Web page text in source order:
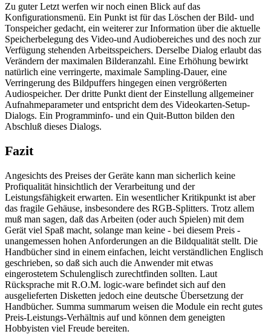
Zu guter Letzt werfen wir noch einen Blick auf das
Konfigurationsmenü. Ein Punkt ist für das Löschen der Bild- und
Tonspeicher gedacht, ein weiterer zur Information über die aktuelle
Speicherbelegung des Video-und Audiobereiches und des noch zur
Verfügung stehenden Arbeitsspeichers. Derselbe Dialog erlaubt das
Verändern der maximalen Bilderanzahl. Eine Erhöhung bewirkt
natürlich eine verringerte, maximale Sampling-Dauer, eine
Verringerung des Bildpuffers hingegen einen vergrößerten
Audiospeicher. Der dritte Punkt dient der Einstellung allgemeiner
Aufnahmeparameter und entspricht dem des Videokarten-Setup-
Dialogs. Ein Programminfo- und ein Quit-Button bilden den
Abschluß dieses Dialogs.
Fazit
Angesichts des Preises der Geräte kann man sicherlich keine
Profiqualität hinsichtlich der Verarbeitung und der
Leistungsfähigkeit erwarten. Ein wesentlicher Kritikpunkt ist aber
das fragile Gehäuse, insbesondere des RGB-Splitters. Trotz allem
muß man sagen, daß das Arbeiten (oder auch Spielen) mit dem
Gerät viel Spaß macht, solange man keine - bei diesem Preis -
unangemessen hohen Anforderungen an die Bildqualität stellt. Die
Handbücher sind in einem einfachen, leicht verständlichen Englisch
geschrieben, so daß sich auch die Anwender mit etwas
eingerostetem Schulenglisch zurechtfinden sollten. Laut
Rücksprache mit R.O.M. logic-ware befindet sich auf den
ausgelieferten Disketten jedoch eine deutsche Übersetzung der
Handbücher. Summa summarum weisen die Module ein recht gutes
Preis-Leistungs-Verhältnis auf und können dem geneigten
Hobbyisten viel Freude bereiten.